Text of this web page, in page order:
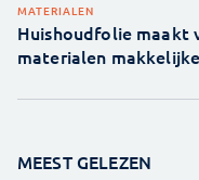
MATERIALEN
Huishoudfolie maakt
materialen
MEEST GELEZEN